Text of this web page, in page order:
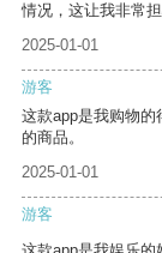
情况，这让我非常担
2025-01-01
游客
这款app是我购物
的商品。
2025-01-01
游客